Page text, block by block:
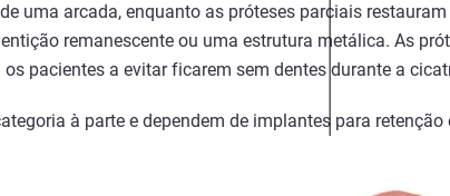
uma arcada, enquanto as próteses parciais
remanescente ou uma estrutura metálica. As
pacientes a evitar ficarem sem dentes durante a
à parte e dependem de implantes para retenção